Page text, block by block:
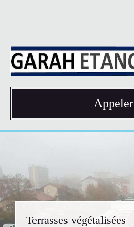
Appeler
Terrasses végétalisées